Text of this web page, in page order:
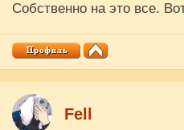
Собственно на это все.
Fell